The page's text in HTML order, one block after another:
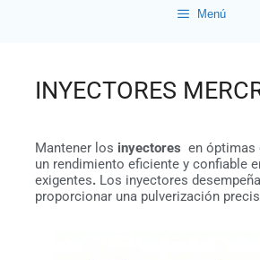
Menú
INYECTORES
Mantener los inyectores en óptimas
un rendimiento eficiente y confiable
exigentes. Los inyectores
proporcionar una pulverización